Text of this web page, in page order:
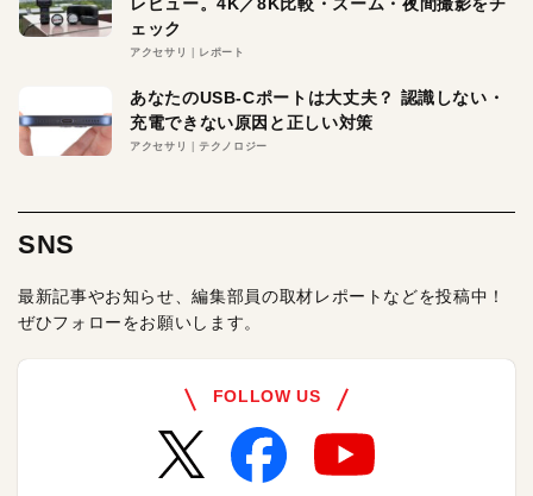
ェック
アクセサリ レポート
あなたのUSB-Cポートは大丈夫？ 認識しない・
充電できない原因と正しい対策
アクセサリ テクノロジー
SNS
最新記事やお知らせ、編集部員の取材レポートなどを投稿中！
ぜひフォローをお願いします。
FOLLOW US